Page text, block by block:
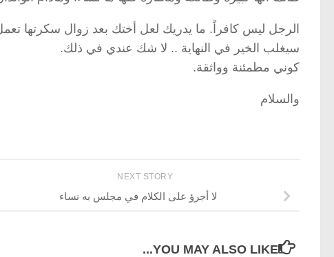
الرجل ليس كافراً. ما يدريك لعل أختك بعد زوال سكرتها
سيغلب الخير في النهاية .. لا شك عندي في ذلك.
كوني مطمئنة وواثقة.
والسلام
NEXT STORY
لا أجرؤ على الكلام في مجلس به نساء
YOU MAY ALSO LIKE...